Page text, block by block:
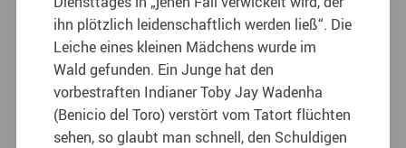
ihn plötzlich leidenschaftlich werden ließ“. Die
Leiche eines kleinen Mädchens wurde im
Wald gefunden. Ein Junge hat den
vorbestraften Indianer Toby Jay Wadenha
(Benicio del Toro) verstört vom Tatort flüchten
sehen, so glaubt man schnell, den Schuldigen